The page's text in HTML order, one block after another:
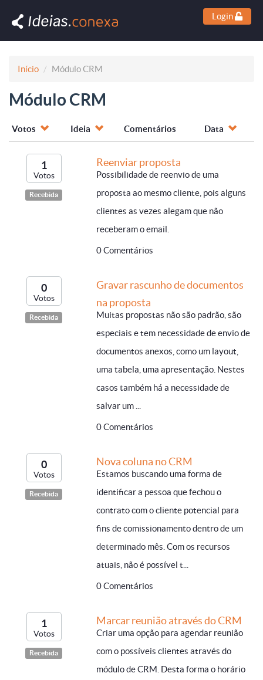
Login
Início Módulo CRM
Módulo CRM
Votos Ideia Comentários Data
1
Votos
Recebida
Reenviar proposta
Possibilidade de reenvio de uma
proposta ao mesmo cliente, pois alguns
clientes as vezes alegam que não
receberam o email.
0 Comentários
0
Votos
Recebida
Gravar rascunho de documentos
na proposta
Muitas propostas não são padrão, são
especiais e tem necessidade de envio de
documentos anexos, como um layout,
uma tabela, uma apresentação. Nestes
casos também há a necessidade de
salvar um ...
0 Comentários
0
Votos
Recebida
Nova coluna no CRM
Estamos buscando uma forma de
identificar a pessoa que fechou o
contrato com o cliente potencial para
fins de comissionamento dentro de um
determinado mês. Com os recursos
atuais, não é possível t...
0 Comentários
1
Votos
Recebida
Marcar reunião através do CRM
Criar uma opção para agendar reunião
com o possíveis clientes através do
módulo de CRM. Desta forma o horário